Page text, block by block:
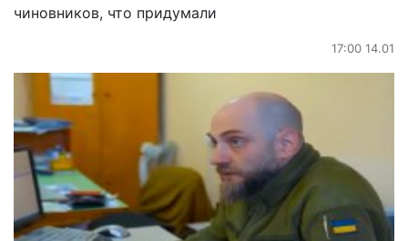
чиновников, что придумали
17:00 14.01